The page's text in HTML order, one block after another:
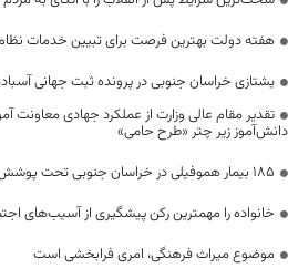
هفته دولت بهترین فرصت برای تبیین خدمات
یشتازی خراسان جنوبی در پرونده ثبت جهانی
دانش‌آموز زیر چتر «طرح حامی»
۱۸۵ بیمار هموفیلی در خراسان جنوبی تحت پوشش خدمات بیمه سلامت قرار دارند
خانواده را مهمترین رکن پیشگیری از آسیب‌های
موضوع میراث فرهنگی، امری فرابخشی است